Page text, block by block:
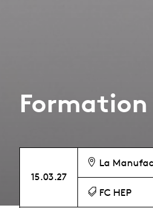
Formation
15.03.27
La
FC HEP